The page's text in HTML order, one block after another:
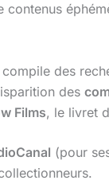
contenus
des
des
Films, le livret
(pour